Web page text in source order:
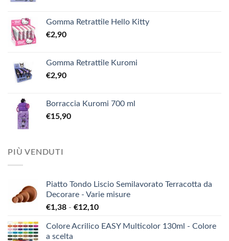
Gomma Retrattile Hello Kitty
€2,90
Gomma Retrattile Kuromi
€2,90
Borraccia Kuromi 700 ml
€15,90
PIÙ VENDUTI
Piatto Tondo Liscio Semilavorato Terracotta da
Decorare - Varie misure
€1,38 - €12,10Fascia
prezzo:
Colore Acrilico EASY Multicolor 130ml - Colore
a scelta